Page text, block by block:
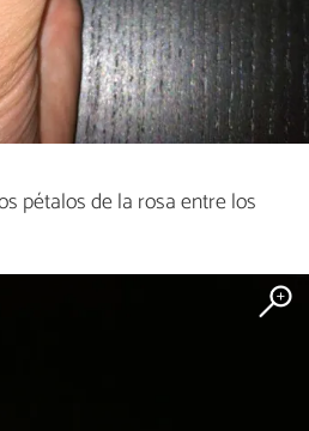
pétalos de la rosa entre los